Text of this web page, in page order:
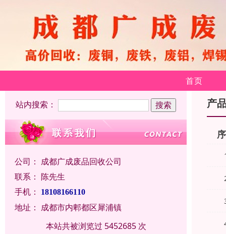
首页
站内搜索：
公司： 成都广成废品回收公司
联系： 陈先生
手机：
18108166110
地址： 成都市内郫都区犀浦镇
本站共被浏览过 5452685 次
产